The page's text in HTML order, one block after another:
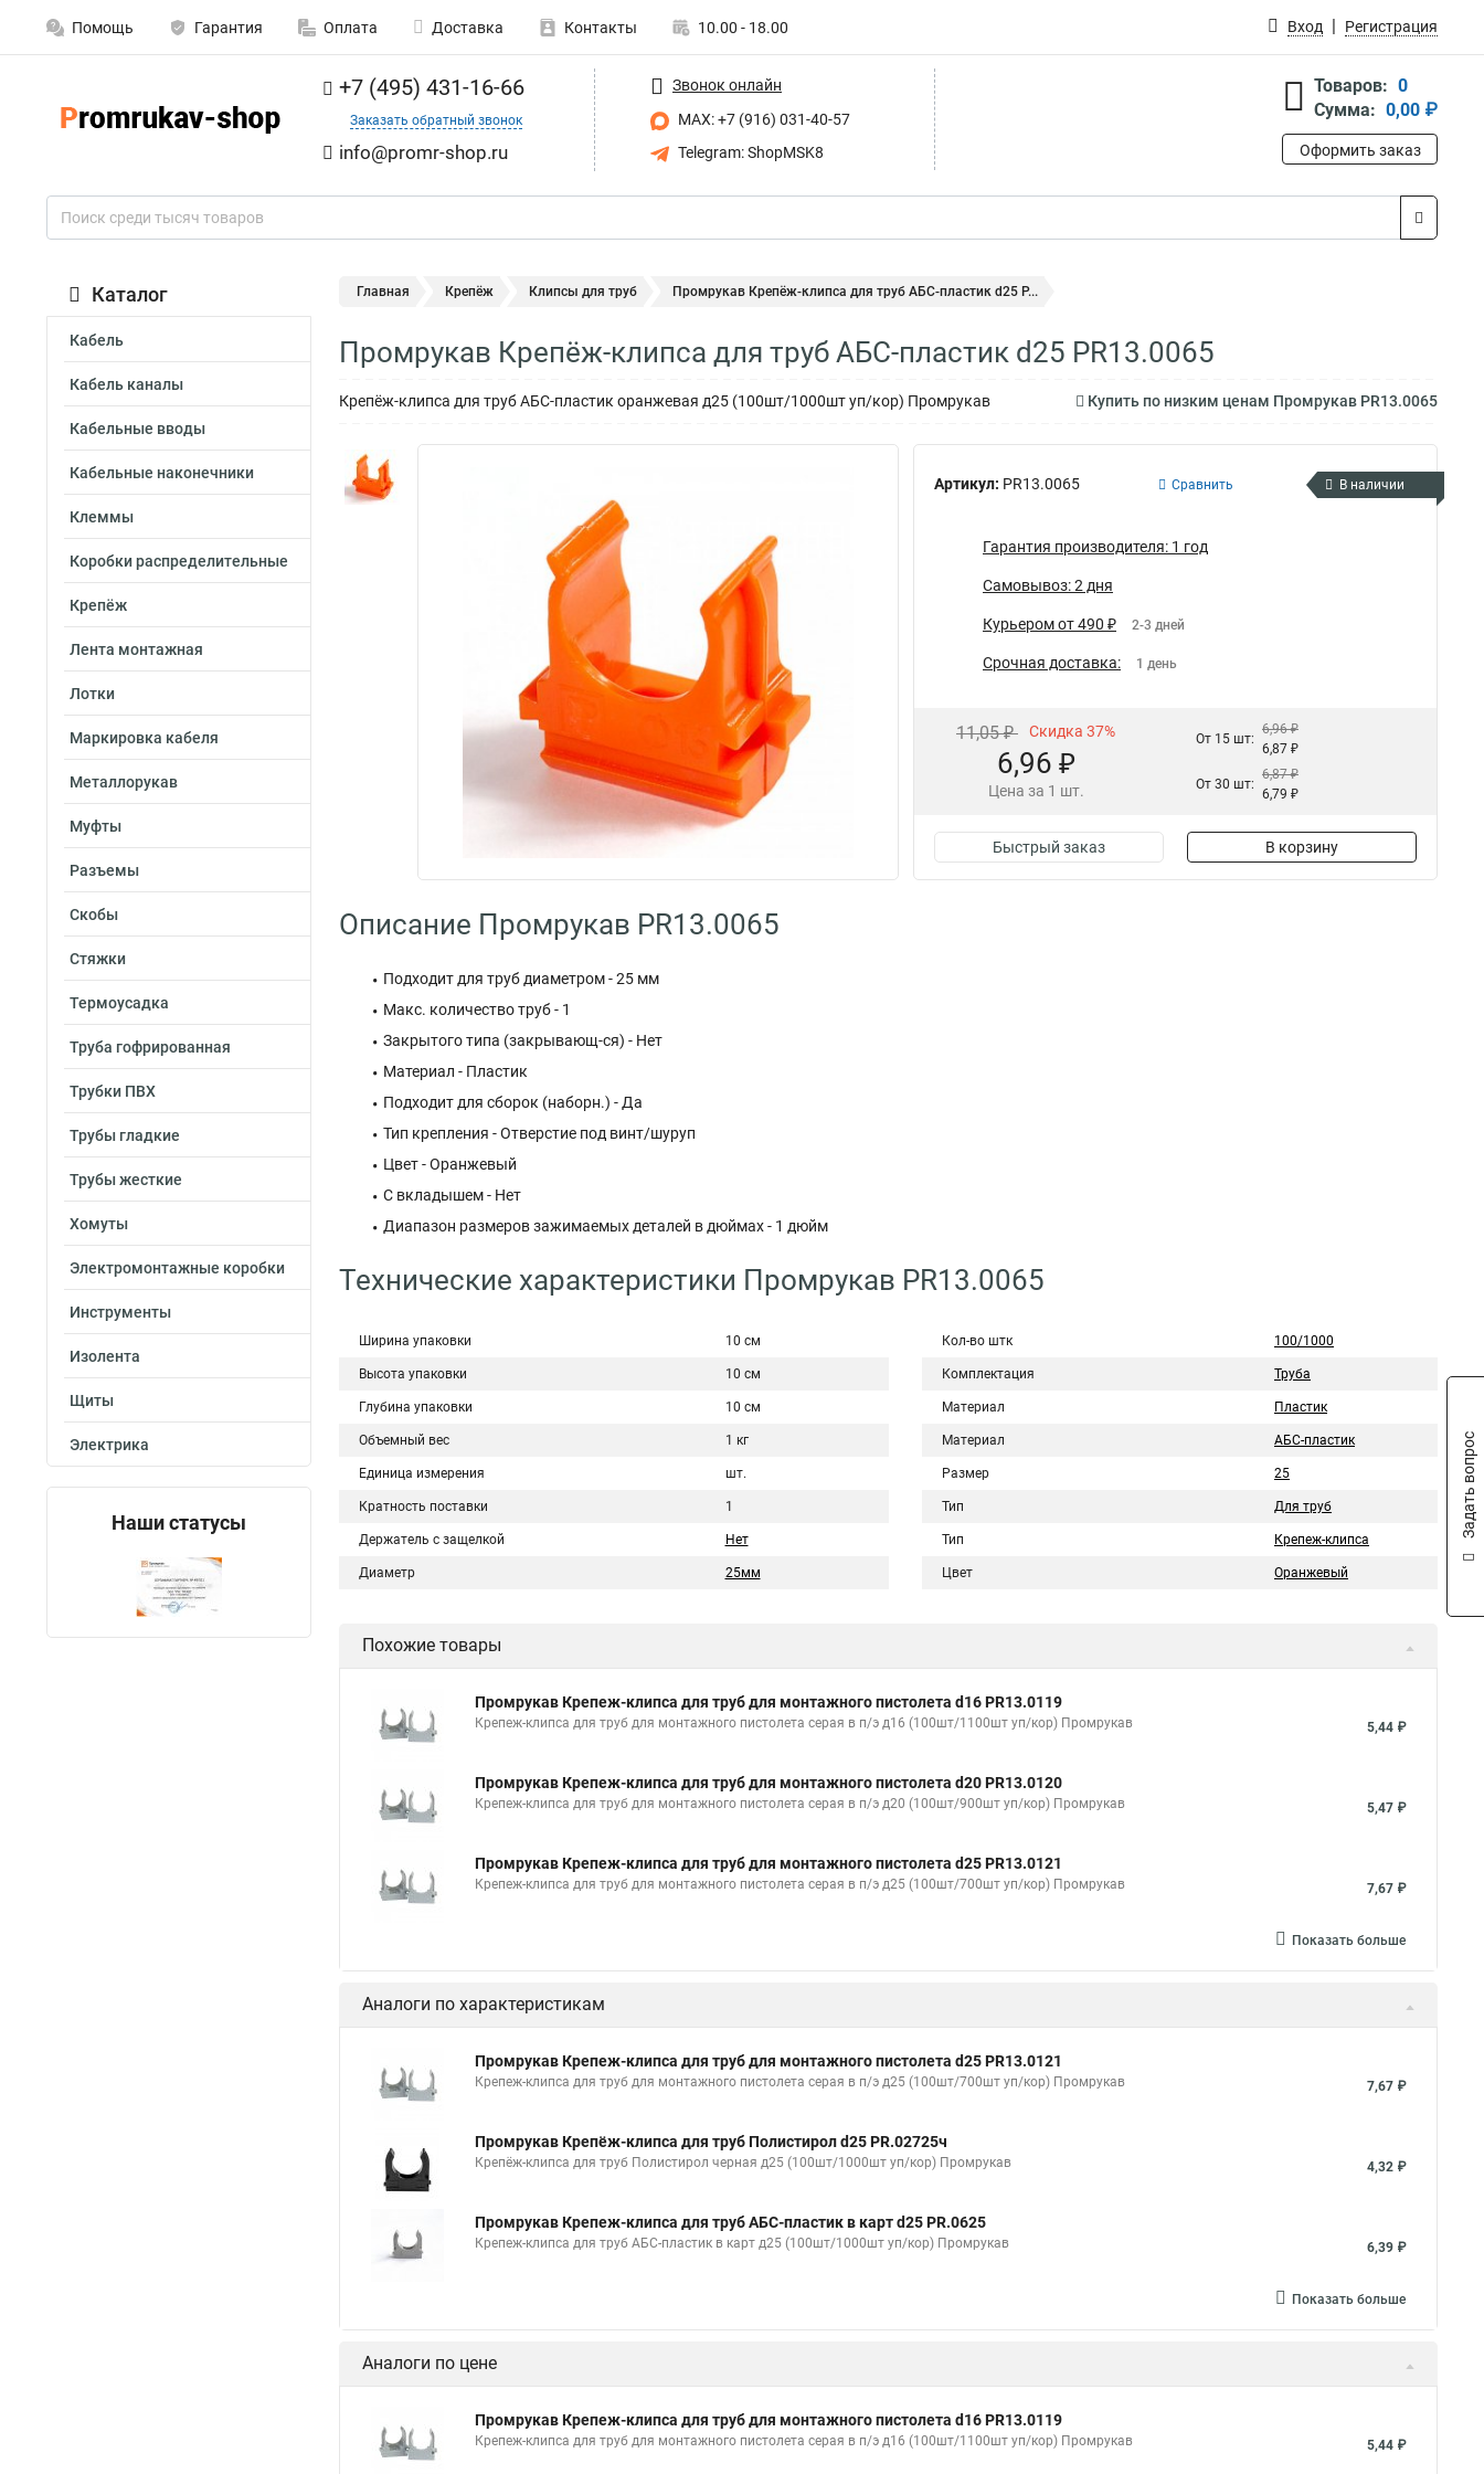
Помощь Гарантия Оплата Доставка Контакты 10.00 - 18.00 Вход Регистрация
+7 (495) 431-16-66
Заказать обратный звонок
info@promr-shop.ru
Звонок онлайн
MAX: +7 (916) 031-40-57
Telegram: ShopMSK8
Товаров: 0
Сумма: 0,00 ₽
Оформить заказ
Каталог
Кабель
Кабель каналы
Кабельные вводы
Кабельные наконечники
Клеммы
Коробки распределительные
Крепёж
Лента монтажная
Лотки
Маркировка кабеля
Металлорукав
Муфты
Разъемы
Скобы
Стяжки
Термоусадка
Труба гофрированная
Трубки ПВХ
Трубы гладкие
Трубы жесткие
Хомуты
Электромонтажные коробки
Инструменты
Изолента
Щиты
Электрика
Наши статусы
Главная Крепёж Клипсы для труб Промрукав Крепёж-клипса для труб АБС-пластик d25 P...
Промрукав Крепёж-клипса для труб АБС-пластик d25 PR13.0065
Крепёж-клипса для труб АБС-пластик оранжевая д25 (100шт/1000шт уп/кор) Промрукав Купить по низким ценам Промрукав PR13.0065
Артикул: PR13.0065 Сравнить В наличии
Гарантия производителя: 1 год
Самовывоз: 2 дня
Курьером от 490 ₽ 2-3 дней
Срочная доставка: 1 день
11,05 ₽ Скидка 37%
6,96 ₽
Цена за 1 шт.
От 15 шт:
6,96 ₽
6,87 ₽
От 30 шт:
6,87 ₽
6,79 ₽
Быстрый заказ В корзину
Описание Промрукав PR13.0065
Подходит для труб диаметром - 25 мм
Макс. количество труб - 1
Закрытого типа (закрывающ-ся) - Нет
Материал - Пластик
Подходит для сборок (наборн.) - Да
Тип крепления - Отверстие под винт/шуруп
Цвет - Оранжевый
С вкладышем - Нет
Диапазон размеров зажимаемых деталей в дюймах - 1 дюйм
Технические характеристики Промрукав PR13.0065
Ширина упаковки 10 см
Высота упаковки 10 см
Глубина упаковки 10 см
Объемный вес 1 кг
Единица измерения шт.
Кратность поставки 1
Держатель с защелкой Нет
Диаметр 25мм
Кол-во штк 100/1000
Комплектация Труба
Материал Пластик
Материал АБС-пластик
Размер 25
Тип Для труб
Тип Крепеж-клипса
Цвет Оранжевый
Похожие товары
Промрукав Крепеж-клипса для труб для монтажного пистолета d16 PR13.0119
Крепеж-клипса для труб для монтажного пистолета серая в п/э д16 (100шт/1100шт уп/кор) Промрукав 5,44 ₽
Промрукав Крепеж-клипса для труб для монтажного пистолета d20 PR13.0120
Крепеж-клипса для труб для монтажного пистолета серая в п/э д20 (100шт/900шт уп/кор) Промрукав 5,47 ₽
Промрукав Крепеж-клипса для труб для монтажного пистолета d25 PR13.0121
Крепеж-клипса для труб для монтажного пистолета серая в п/э д25 (100шт/700шт уп/кор) Промрукав 7,67 ₽
Показать больше
Аналоги по характеристикам
Промрукав Крепеж-клипса для труб для монтажного пистолета d25 PR13.0121
Крепеж-клипса для труб для монтажного пистолета серая в п/э д25 (100шт/700шт уп/кор) Промрукав 7,67 ₽
Промрукав Крепёж-клипса для труб Полистирол d25 PR.02725ч
Крепёж-клипса для труб Полистирол черная д25 (100шт/1000шт уп/кор) Промрукав 4,32 ₽
Промрукав Крепеж-клипса для труб АБС-пластик в карт d25 PR.0625
Крепеж-клипса для труб АБС-пластик в карт д25 (100шт/1000шт уп/кор) Промрукав 6,39 ₽
Показать больше
Аналоги по цене
Промрукав Крепеж-клипса для труб для монтажного пистолета d16 PR13.0119
Крепеж-клипса для труб для монтажного пистолета серая в п/э д16 (100шт/1100шт уп/кор) Промрукав 5,44 ₽
Задать вопрос